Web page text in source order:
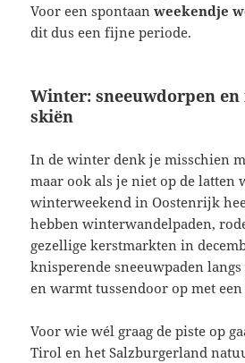
Voor een spontaanweekendje
dit dus een fijne periode.
Winter: sneeuwdorpen
skiën
In de winter denk je misschien
maar ook als je niet op de latten
winterweekend in Oostenrijk
hebben winterwandelpaden,
gezellige kerstmarkten in
knisperende sneeuwpaden
en warmt tussendoor op met een
Voor wie wél graag de piste op
Tirol en het Salzburgerland